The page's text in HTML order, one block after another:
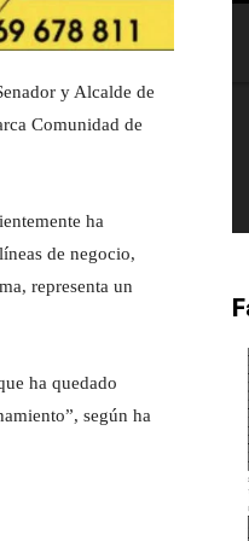
y Alcalde de
Comunidad de
ha
de negocio,
representa un
ha quedado
según ha